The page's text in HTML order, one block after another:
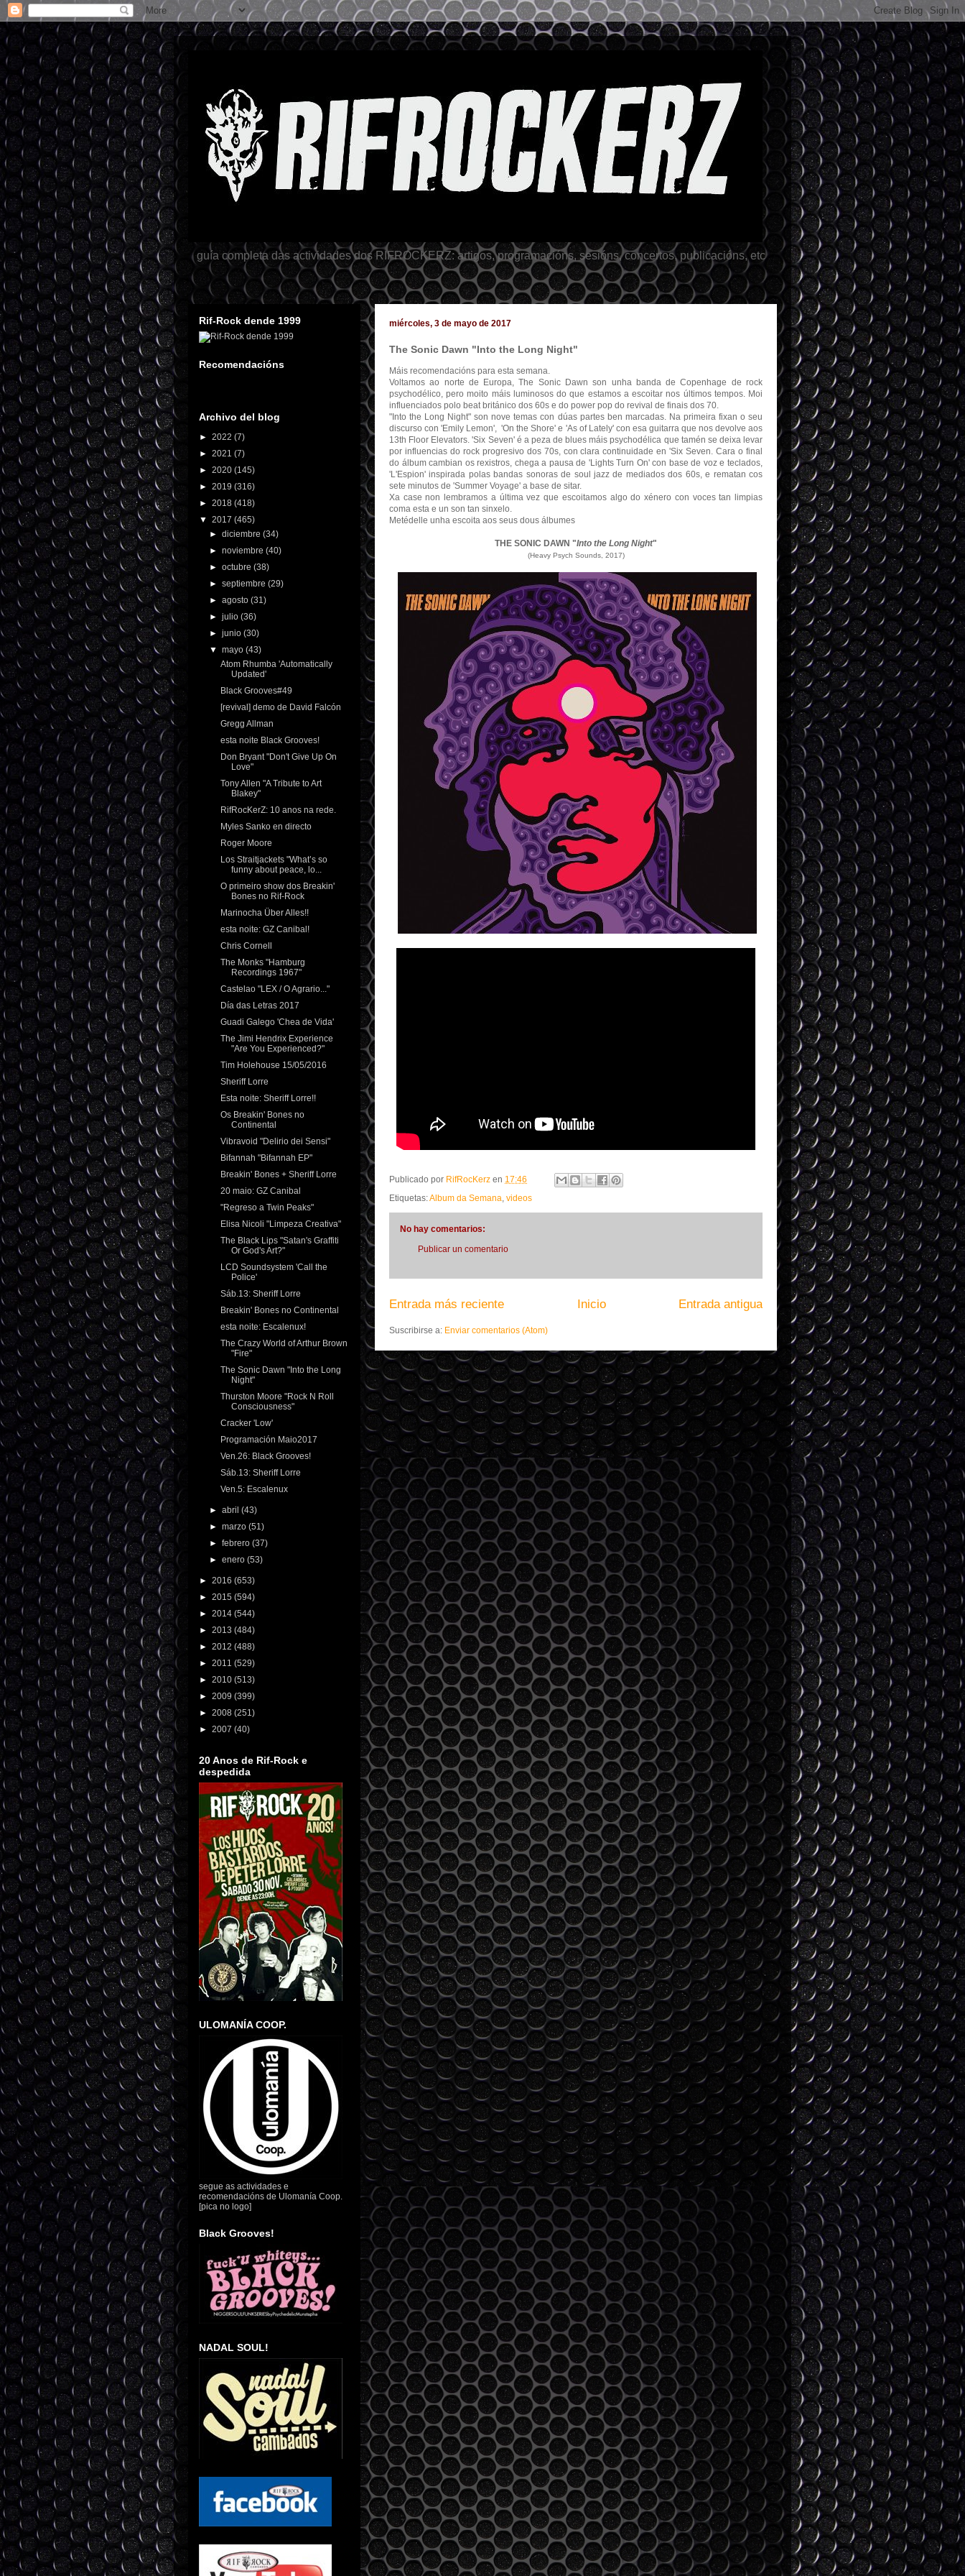
guía completa das actividades dos RIFROCKERZ: artigos, programacións, sesións, concertos, publicacións, etc
miércoles, 3 de mayo de 2017
The Sonic Dawn "Into the Long Night"
Máis recomendacións para esta semana.
Voltamos ao norte de Europa, The Sonic Dawn son unha banda de Copenhage de rock
psychodélico, pero moito máis luminosos do que estamos a escoitar nos últimos tempos. Moi
influenciados polo beat británico dos 60s e do power pop do revival de finais dos 70.
"Into the Long Night" son nove temas con dúas partes ben marcadas. Na primeira fixan o seu
discurso con'Emily Lemon', 'On the Shore' e 'As of Lately' con esa guitarra que nos devolve aos
13th Floor Elevators.'Six Seven' é a peza de blues máis psychodélica que tamén se deixa levar
por influencias do rock progresivo dos 70s, conclaracontinuidade en 'Six Seven. Cara o final
do álbum cambian os rexistros, chega a pausa de 'Lights Turn On' con base de voz e teclados,
'L'Espion' inspirada polas bandas sonoras de soul jazz de mediados dos 60s, e rematan cos
sete minutos de 'Summer Voyage' a base de sitar.
Xa case non lembramos a última vez que escoitamos algo do xénero con voces tan limpias
coma esta e un son tan sinxelo.
Metédelle unha escoita aos seus dous álbumes
THE SONIC DAWN "Into the Long Night"
(Heavy Psych Sounds, 2017)
Publicado por RifRocKerz en 17:46
Etiquetas:Album da Semana videos
No hay comentarios:
Publicar un comentario
Entrada más reciente Entrada antigua
Inicio
Suscribirse a: Enviar comentarios (Atom)
Rif-Rock dende 1999
Recomendacións
Archivo del blog
► 2022 (7)
► 2021 (7)
► 2020 (145)
► 2019 (316)
► 2018 (418)
▼ 2017 (465)
►diciembre(34)
►noviembre(40)
►octubre(38)
►septiembre(29)
►agosto(31)
►julio(36)
►junio(30)
▼mayo(43)
Atom Rhumba 'Automatically
Updated'
Black Grooves#49
[revival] demo de David Falcón
Gregg Allman
esta noite Black Grooves!
Don Bryant "Don't Give Up On
Love"
Tony Allen "A Tribute to Art
Blakey"
RifRocKerZ: 10 anos na rede.
Myles Sanko en directo
Roger Moore
Los Straitjackets "What’s so
funny about peace, lo...
O primeiro show dos Breakin'
Bones no Rif-Rock
Marinocha Über Alles!!
esta noite: GZ Canibal!
Chris Cornell
The Monks "Hamburg
Recordings 1967"
Castelao "LEX / O Agrario..."
Día das Letras 2017
Guadi Galego 'Chea de Vida'
The Jimi Hendrix Experience
"Are You Experienced?"
Tim Holehouse 15/05/2016
Sheriff Lorre
Esta noite: Sheriff Lorre!!
Os Breakin' Bones no
Continental
Vibravoid "Delirio dei Sensi"
Bifannah "Bifannah EP"
Breakin' Bones + Sheriff Lorre
20 maio: GZ Canibal
"Regreso a Twin Peaks"
Elisa Nicoli "Limpeza Creativa"
The Black Lips "Satan's Graffiti
Or God's Art?"
LCD Soundsystem 'Call the
Police'
Sáb.13: Sheriff Lorre
Breakin' Bones no Continental
esta noite: Escalenux!
The Crazy World of Arthur Brown
"Fire"
The Sonic Dawn "Into the Long
Night"
Thurston Moore "Rock N Roll
Consciousness"
Cracker 'Low'
Programación Maio2017
Ven.26: Black Grooves!
Sáb.13: Sheriff Lorre
Ven.5: Escalenux
►abril(43)
►marzo(51)
►febrero(37)
►enero(53)
► 2016 (653)
► 2015 (594)
► 2014 (544)
► 2013 (484)
► 2012 (488)
► 2011 (529)
► 2010 (513)
► 2009 (399)
► 2008 (251)
► 2007 (40)
20 Anos de Rif-Rock e
despedida
ULOMANÍA COOP.
segue as actividades e
recomendacións de Ulomanía Coop.
[pica no logo]
Black Grooves!
NADAL SOUL!